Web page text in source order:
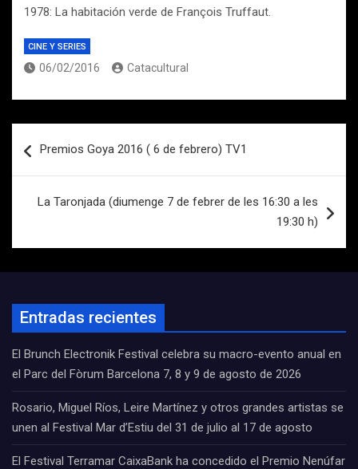
1978: La habitación verde de François Truffaut.
CINE Y SERIES
06/02/2016 Catacultural
de
Premios Goya 2016 ( 6 de febrero) TV1
La Taronjada (diumenge 7 de febrer de les 16:30 a les
19:30 h)
Entradas recientes
El Brunch Electronik Festival celebra su macro-evento anual en
el Parc del Fòrum Barcelona 7, 8 y 9 de agosto de 2026
Rosario, Miguel Ríos, Leire Martínez y otros grandes artistas se
unen al Festival Mar d’Estiu del 31 de julio al 17 de agosto
El Festival Terramar CaixaBank ha concedido el Premio Nenúfar